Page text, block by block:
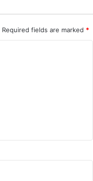
Required fields are marked *